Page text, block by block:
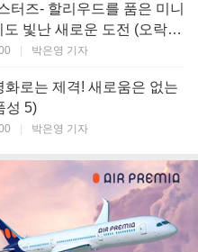
터즈- 할리우드를 품은 미니
난 새로운 도전 (오락성
박은영 기자
화로는 제격! 새로움은 없는
성 5)
박은영 기자